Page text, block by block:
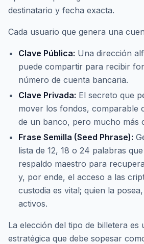
destinatario y fecha exacta.
Cada usuario que genera una
Clave Pública: Una dirección
puede compartir para recibir
número de cuenta bancaria.
Clave Privada: El secreto que
mover los fondos, comparable
de un banco, pero mucho más
Frase Semilla (Seed Phrase):
lista de 12, 18 o 24 palabras
respaldo maestro para
y, por ende, el acceso a las
custodia es vital; quien la
activos.
La elección del tipo de billetera es
estratégica que debe sopesar